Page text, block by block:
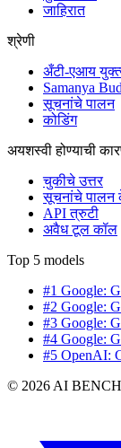
जाहिरात
श्रेणी
अँटी-एआय
Samanya
सूचनांचे पालन
कोडिंग
अयशस्वी होण्याची
चुकीचे उत्तर
सूचनांचे पालन
API त्रुटी
अवैध टूल कॉल
Top 5 models
#1 Google:
#2 Google:
#3 Google:
#4 Google:
#5 OpenAI:
© 2026 AI